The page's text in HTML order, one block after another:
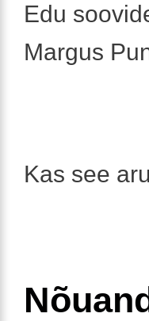
Edu
Margus
Kas see